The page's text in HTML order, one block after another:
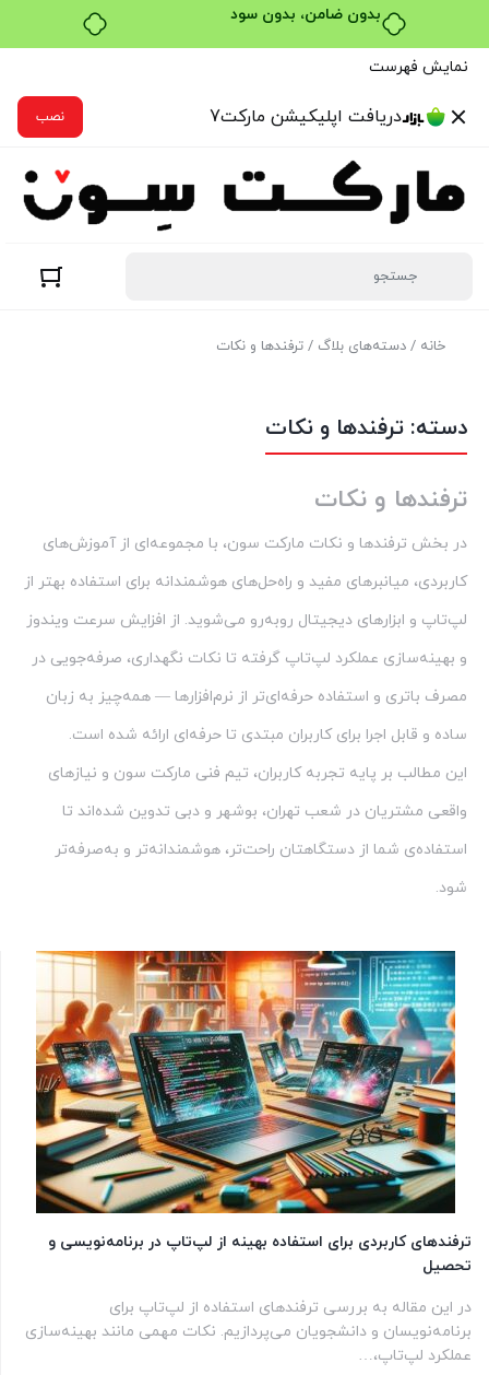
خرید قسطی با ترب‌پی
نمایش فهرست
دریافت اپلیکیشن مارکت7 نصب
خانه / دسته‌های بلاگ / ترفندها و نکات
دسته: ترفندها و نکات
ترفندها و نکات
در بخش ترفندها و نکات مارکت سون، با مجموعه‌ای از آموزش‌های
کاربردی، میانبرهای مفید و راه‌حل‌های هوشمندانه برای استفاده بهتر از
لپ‌تاپ و ابزارهای دیجیتال روبه‌رو می‌شوید. از افزایش سرعت ویندوز
و بهینه‌سازی عملکرد لپ‌تاپ گرفته تا نکات نگهداری، صرفه‌جویی در
مصرف باتری و استفاده حرفه‌ای‌تر از نرم‌افزارها — همه‌چیز به زبان
ساده و قابل اجرا برای کاربران مبتدی تا حرفه‌ای ارائه شده است.
این مطالب بر پایه تجربه کاربران، تیم فنی مارکت سون و نیازهای
واقعی مشتریان در شعب تهران، بوشهر و دبی تدوین شده‌اند تا
استفاده‌ی شما از دستگاهتان راحت‌تر، هوشمندانه‌تر و به‌صرفه‌تر
شود.
ترفندهای کاربردی برای استفاده بهینه از لپ‌تاپ در برنامه‌نویسی و
تحصیل
در این مقاله به بررسی ترفندهای استفاده از لپ‌تاپ برای
برنامه‌نویسان و دانشجویان می‌پردازیم. نکات مهمی مانند بهینه‌سازی
عملکرد لپ‌تاپ،…